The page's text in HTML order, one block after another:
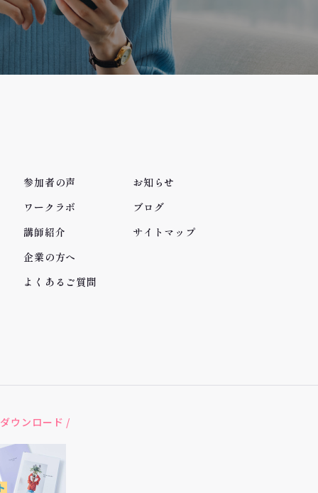
参加者の声
ワークラボ
講師紹介
企業の方へ
よくあるご質問
お知らせ
ブログ
サイトマップ
ウンロード /